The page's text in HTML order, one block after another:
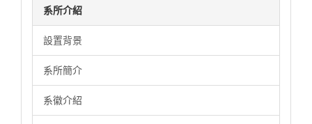
系所介紹
設置背景
系所簡介
系徽介紹